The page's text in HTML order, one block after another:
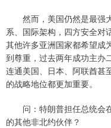
然而，美国仍然是最强
系、国际架构，四方安全对
其他许多亚洲国家都希望成
到尊重，过去两年成功主办
连通美国、日本、阿联酋甚
的战略地位都更加重要。
问：特朗普担任总统会
的其他非北约伙伴？